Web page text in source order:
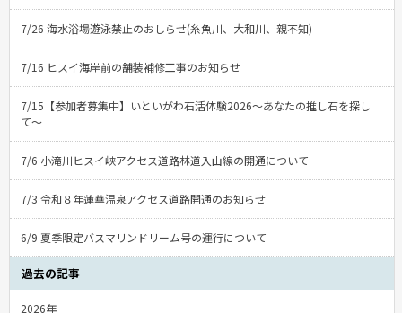
7/26 海水浴場遊泳禁止のおしらせ(糸魚川、大和川、親不知)
7/16 ヒスイ海岸前の舗装補修工事のお知らせ
7/15【参加者募集中】いといがわ石活体験2026〜あなたの推し石を探し
て〜
7/6 小滝川ヒスイ峡アクセス道路林道入山線の開通について
7/3 令和８年蓮華温泉アクセス道路開通のお知らせ
6/9 夏季限定バスマリンドリーム号の運行について
過去の記事
2026年